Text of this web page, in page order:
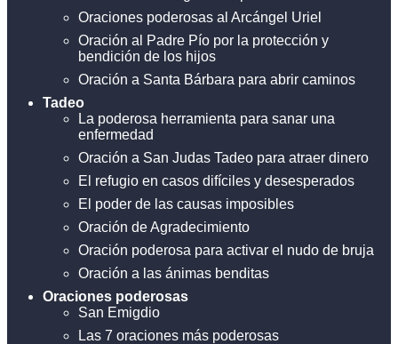
Oraciones poderosas al Arcángel Uriel
Oración al Padre Pío por la protección y
bendición de los hijos
Oración a Santa Bárbara para abrir caminos
Tadeo
La poderosa herramienta para sanar una
enfermedad
Oración a San Judas Tadeo para atraer dinero
El refugio en casos difíciles y desesperados
El poder de las causas imposibles
Oración de Agradecimiento
Oración poderosa para activar el nudo de bruja
Oración a las ánimas benditas
Oraciones poderosas
San Emigdio
Las 7 oraciones más poderosas